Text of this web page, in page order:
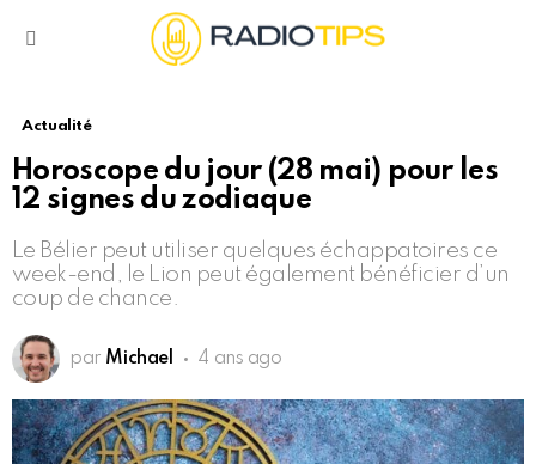
Actualité
Horoscope du jour (28 mai) pour les
12 signes du zodiaque
Le Bélier peut utiliser quelques échappatoires ce
week-end, le Lion peut également bénéficier d’un
coup de chance.
par Michael 4 ans ago